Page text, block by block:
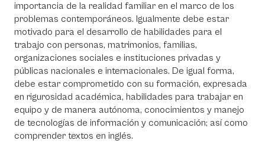
importancia de la realidad familiar en el marco de los
problemas contemporáneos. Igualmente debe estar
motivado para el desarrollo de habilidades para el
trabajo con personas, matrimonios, familias,
organizaciones sociales e instituciones privadas y
públicas nacionales e internacionales. De igual forma,
debe estar comprometido con su formación, expresada
en rigurosidad académica, habilidades para trabajar en
equipo y de manera autónoma, conocimientos y manejo
de tecnologías de información y comunicación; así como
comprender textos en inglés.